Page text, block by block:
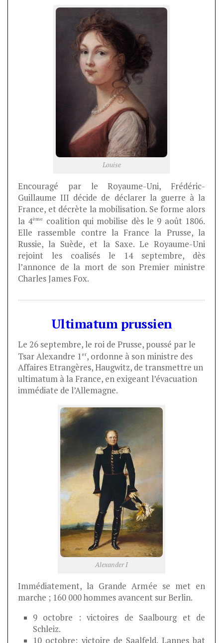
Louise
Encouragé par le Royaume-Uni, Frédéric-
Guillaume III décide de déclarer la guerre à la
France, et décrète la mobilisation. Se forme alors
la 4ème
coalition qui mobilise dès le 9 août 1806.
Elle rassemble contre la France la Prusse, la
Russie, la Suède, et la Saxe. Le Royaume-Uni
rejoint les coalisés le 14 septembre, dès
l’annonce de la mort de son Premier ministre
Charles James Fox.
Ultimatum prussien
Le 26 septembre, le roi de Prusse, poussé par le
Tsar Alexandre 1 er, ordonne à son ministre des
Affaires Etrangères, Haugwitz, de transmettre un
ultimatum à la France, en exigeant l’évacuation
immédiate de l’Allemagne.
Alexander I
Immédiatement, la Grande Armée se met en
marche ; 160 000 hommes avancent sur Berlin.
9 octobre : victoires de Saalbourg et de
Schleiz.
10 octobre: victoire de Saalfeld. Lannes bat